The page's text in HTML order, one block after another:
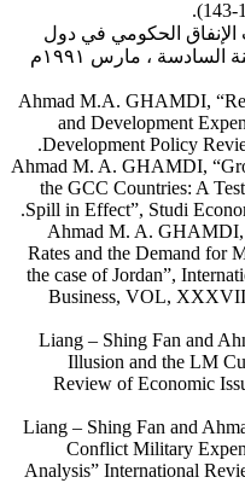
الحكومي في دول
مجلس التعاون)، التعاون – السنة السادسة ، مارس ١٩٩١م
Ahmad M.A. GHAMDI,
and Development
Development Policy
Ahmad M. A. GHAMDI,
the GCC Countries: A
Spill in Effect”, Studi
Ahmad M. A. GHAMDI,
Rates and the Demand for
the case of Jordan”,
Business, VOL,
Liang – Shing Fan and
Illusion and the LM
Review of Economic
Liang – Shing Fan and
Conflict Military
Analysis” International